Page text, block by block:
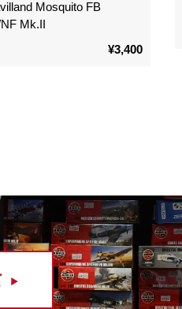
Mosquito FB
Mk.II
¥3,400